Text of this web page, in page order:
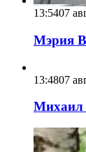
13:5407
Мэрия
13:4807
Михаил